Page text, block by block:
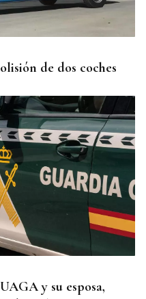
de dos coches
y su esposa,